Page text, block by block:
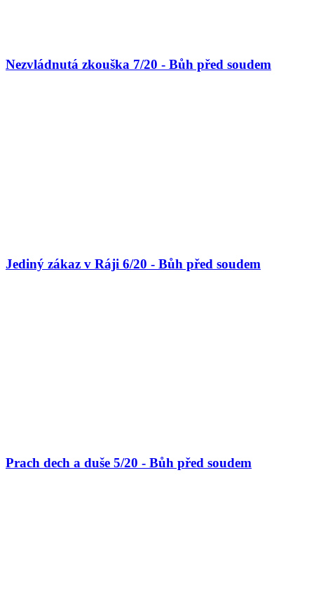
Nezvládnutá zkouška 7/20 - Bůh před soudem
Jediný zákaz v Ráji 6/20 - Bůh před soudem
Prach dech a duše 5/20 - Bůh před soudem